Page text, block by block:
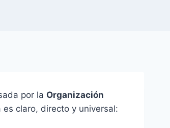
por la Organización
es claro, directo y universal: